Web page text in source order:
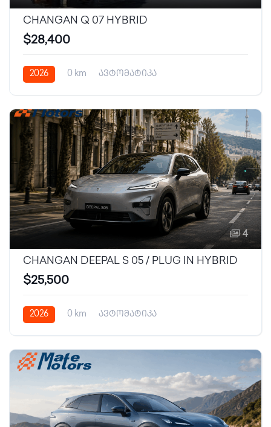
CHANGAN Q 07 HYBRID
$28,400
2026 0 km
ავტომატიკა
4
CHANGAN DEEPAL S 05 / PLUG IN HYBRID
$25,500
2026 0 km
ავტომატიკა